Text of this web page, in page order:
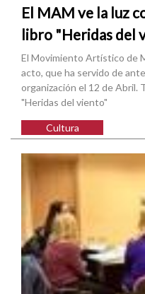
El MAM ve la luz
libro "Heridas del
El Movimiento Artístico de
acto, que ha servido de
organización el 12 de Abril.
"Heridas del viento"
Cultura